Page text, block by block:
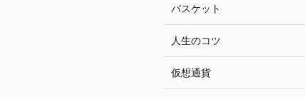
バスケット
人生のコツ
仮想通貨